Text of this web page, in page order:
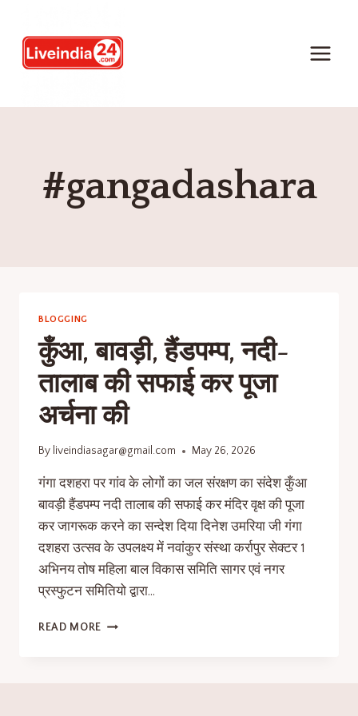
#gangadashara
BLOGGING
कुँआ, बावड़ी, हैंडपम्प, नदी-
तालाब की सफाई कर पूजा
अर्चना की
By liveindiasagar@gmail.com May 26, 2026
गंगा दशहरा पर गांव के लोगों का जल संरक्षण का संदेश कुँआ
बावड़ी हैंडपम्प नदी तालाब की सफाई कर मंदिर वृक्ष की पूजा
कर जागरूक करने का सन्देश दिया दिनेश उमरिया जी गंगा
दशहरा उत्सव के उपलक्ष्य में नवांकुर संस्था कर्रापुर सेक्टर 1
अभिनय तोष महिला बाल विकास समिति सागर एवं नगर
प्रस्फुटन समितियो द्वारा…
READ MORE